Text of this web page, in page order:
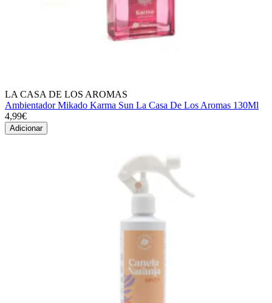
LA CASA DE LOS AROMAS
Ambientador Mikado Karma Sun La Casa De Los Aromas 130Ml
4,99€
Adicionar